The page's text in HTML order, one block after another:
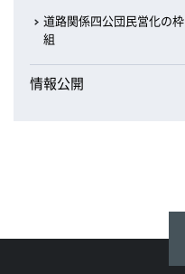
道路関係四公団民営化の枠
組
情報公開